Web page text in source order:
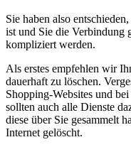
Sie haben also
ist und Sie die Verbindung
kompliziert werden.
Als erstes empfehlen wir
dauerhaft zu löschen.
Shopping-Websites und
sollten auch alle Dienste
diese über Sie gesammelt
Internet gelöscht.